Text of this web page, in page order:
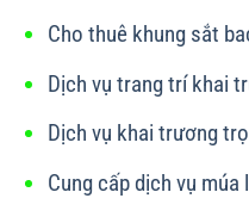
Cho thuê khung sắt
Dịch vụ trang trí khai
Dịch vụ khai trương
Cung cấp dịch vụ